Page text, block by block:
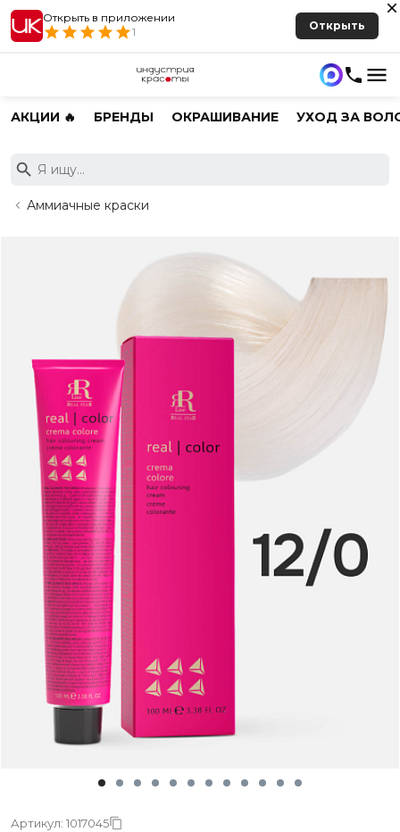
Открыть в приложении
1
Открыть
АКЦИИ 🔥 БРЕНДЫ ОКРАШИВАНИЕ УХОД ЗА
Аммиачные краски
Артикул: 1017045